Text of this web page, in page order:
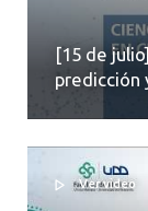
[15 de
predicción
Ver video